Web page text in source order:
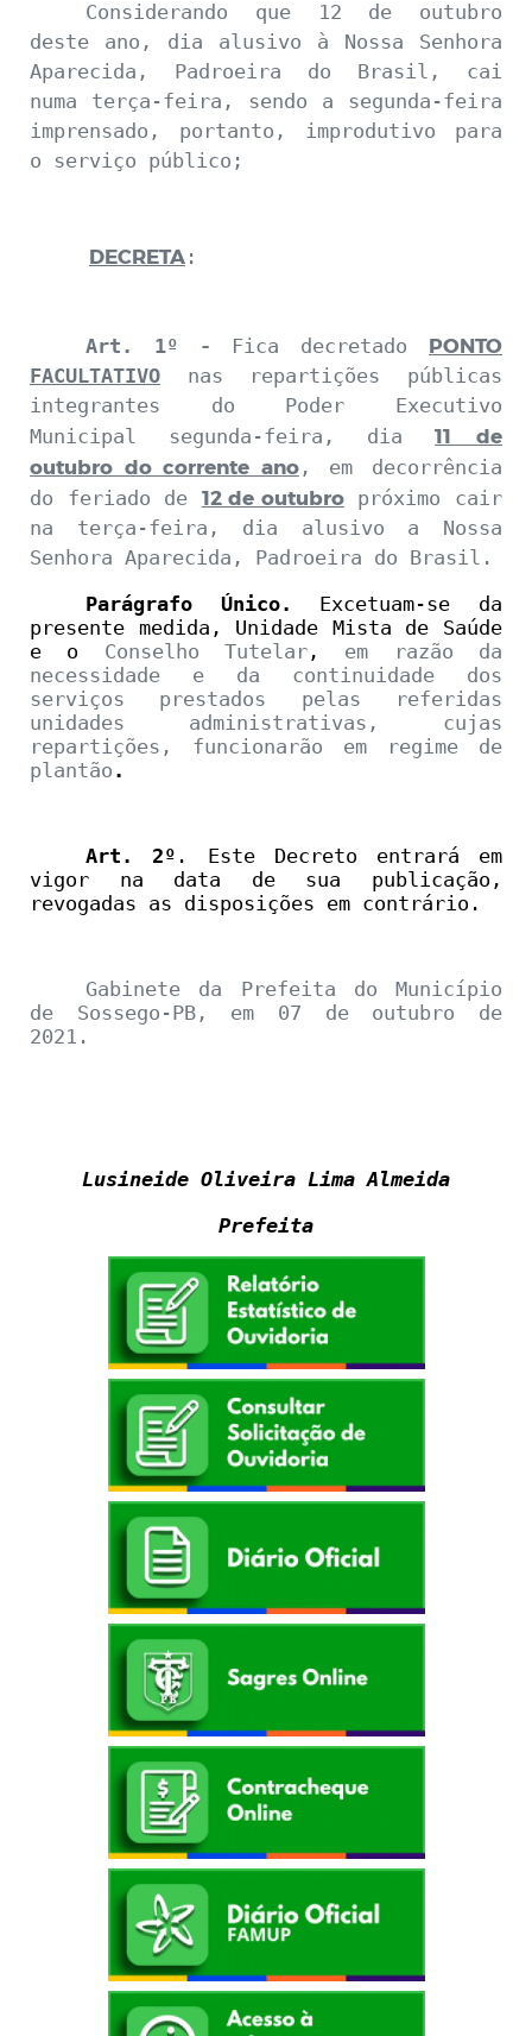
Considerando que 12 de outubro
deste ano, dia alusivo à Nossa Senhora
Aparecida, Padroeira do Brasil, cai
numa terça-feira, sendo a segunda-feira
imprensado, portanto, improdutivo para
o serviço público ;
DECRETA :
Art. 1º - Fica decretado PONTO
FACULTATIVO nas repartições públicas
integrantes do Poder Executivo
Municipal segunda-feira, dia 11 de
outubro do corrente ano, em decorrência
do feriado de 12 de outubropróximo cair
na terça-feira, dia alusivo a Nossa
Senhora Aparecida, Padroeira do Brasil.
Parágrafo Único.
Excetuam-se da
presente medida, Unidade Mista de Saúde
e o Conselho Tutelar , em razão da
necessidade e da continuidade dos
serviços prestados pelas referidas
unidades administrativas, cujas
repartições, funcionarão em regime de
plantão .
Art. 2º . Este Decreto entrará em
vigor na data de sua publicação,
revogadas as disposições em contrário.
Gabinete da Prefeita do Município
de Sossego-PB, em 07 de outubro de
2021.
Lusineide Oliveira Lima Almeida
Prefeita